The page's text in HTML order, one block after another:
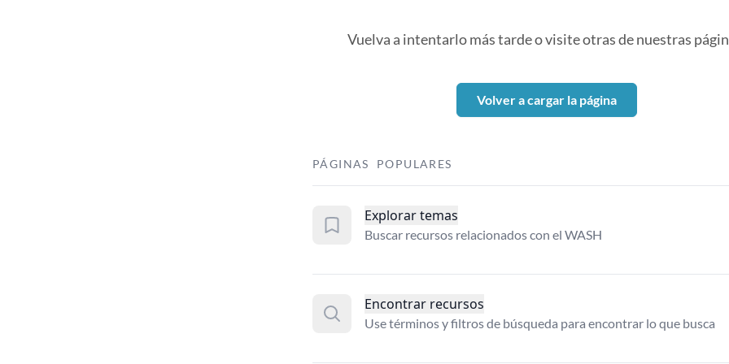
Vuelva a intentarlo más tarde o visite otras de nuestras
Volver a cargar la página
PÁGINAS POPULARES
Explorar temas
Buscar recursos relacionados con el WASH
Encontrar recursos
Use términos y filtros de búsqueda para encontrar lo que busca